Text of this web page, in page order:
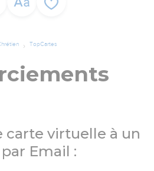
TopCartes
carte virtuelle à un
Email :